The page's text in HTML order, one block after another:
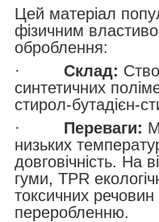
Цей матеріал
фізичним
оброблення:
· Склад:
синтетичних
стирол-бутадієн-
· Переваги:
низьких
довговічність. На
гуми, TPR
токсичних
переробленню.